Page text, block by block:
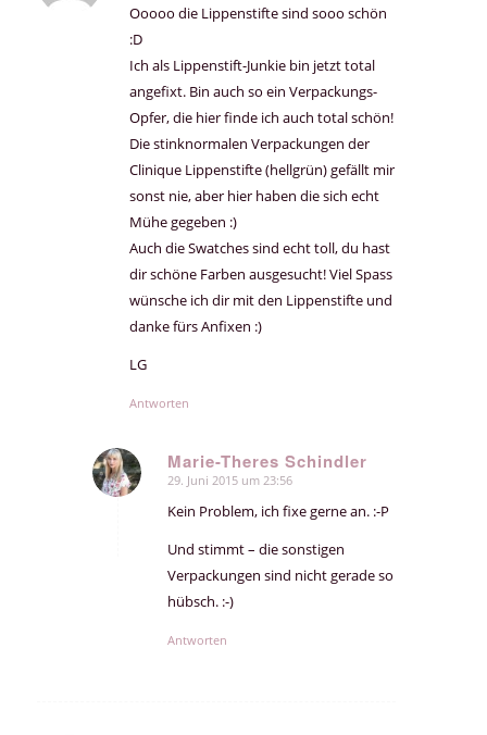
Ooooo die Lippenstifte sind sooo schön
:D
Ich als Lippenstift-Junkie bin jetzt total
angefixt. Bin auch so ein Verpackungs-
Opfer, die hier finde ich auch total schön!
Die stinknormalen Verpackungen der
Clinique Lippenstifte (hellgrün) gefällt mir
sonst nie, aber hier haben die sich echt
Mühe gegeben :)
Auch die Swatches sind echt toll, du hast
dir schöne Farben ausgesucht! Viel Spass
wünsche ich dir mit den Lippenstifte und
danke fürs Anfixen :)
LG
Antworten
Marie-Theres Schindler
sagte:
29. Juni 2015 um 23:56
Kein Problem, ich fixe gerne an. :-P
Und stimmt – die sonstigen
Verpackungen sind nicht gerade so
hübsch. :-)
Antworten